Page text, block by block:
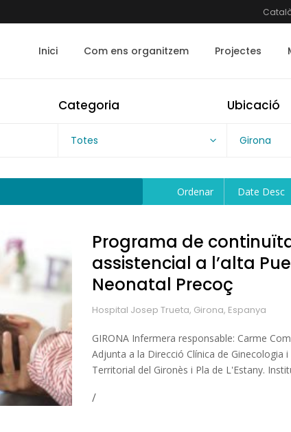
Inici Com ens organitzem Projectes
Categoria
Totes
Ubicació
Girona
Ordenar Date Desc
Programa de
assistencial a l’alta
Neonatal Precoç
Hospital Josep Trueta, Girona, Espanya
GIRONA Infermera responsable: Carme
Adjunta a la Direcció Clínica de Ginecologia
Territorial del Gironès i Pla de L'Estany.